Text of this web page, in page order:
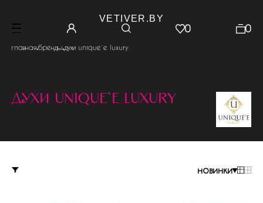
VETIVER.BY
0 0
главная.бренды.духи unique`e luxury
духи unique`e luxury
новинки